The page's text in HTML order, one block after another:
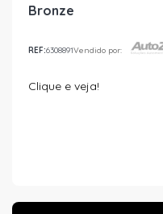
Bronze
REF:6308891Vendido por:
Clique e veja!